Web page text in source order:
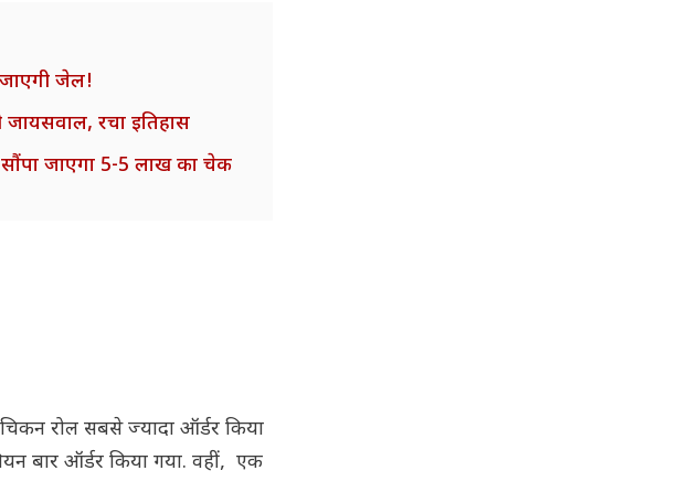
जेल!
रचा इतिहास
जाएगा 5-5 लाख का चेक
रोल सबसे ज्यादा ऑर्डर किया
बार ऑर्डर किया गया. वहीं, एक